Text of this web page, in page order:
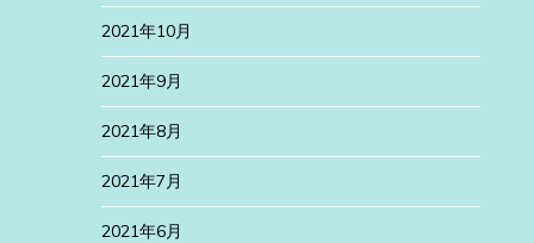
2021年10月
2021年9月
2021年8月
2021年7月
2021年6月